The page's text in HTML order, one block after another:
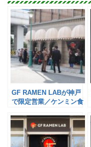
GF RAMEN LABが神戸
で限定営業／ケンミン食